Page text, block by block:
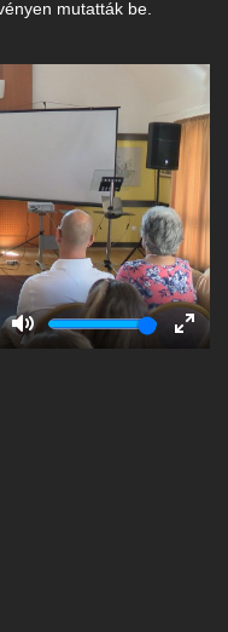
mutatták be.
Mute